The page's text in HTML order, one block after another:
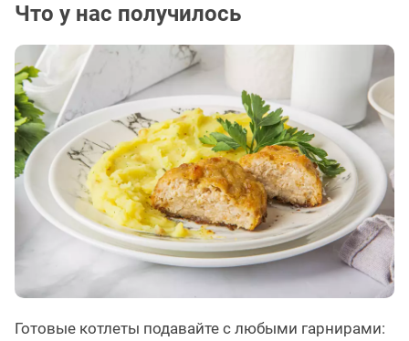
Что у нас получилось
Готовые котлеты подавайте с любыми гарнирами: